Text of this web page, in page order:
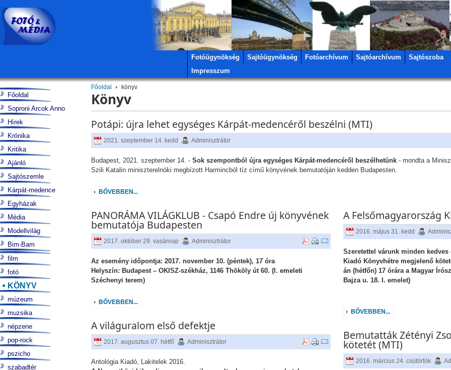
Fotóügynökség Sajtóügynökség Fotóarchívum Sajtóarchívum
Sajtószoba
Impresszum
Főoldal könyv
Könyv
Potápi: újra lehet egységes Kárpát-medencéről beszélni (MTI)
2021. szeptember 14. kedd Adminisztrátor
Budapest, 2021. szeptember 14. -Sok szempontból újra egységes Kárpát-medencéről beszélhetünk - mondta a
Szili Katalin miniszterelnöki megbízott Harmincból tíz című könyvének bemutatóján kedden Budapesten.
BŐVEBBEN...
PANORÁMA VILÁGKLUB - Csapó Endre új könyvének
bemutatója Budapesten
2017. október 29. vasárnap Adminisztrátor
Az esemény időpontja: 2017. november 10. (péntek), 17 óra
Helyszín: Budapest – OKISZ-székház, 1146 Thököly út 60. (I. emeleti
Széchenyi terem)
BŐVEBBEN...
A világuralom első defektje
2017. augusztus 07. hétfő Adminisztrátor
Antológia Kiadó, Lakitelek 2016.
A Felsőmagyarország
2016. május 31. kedd
Szeretettel várunk minden
Kiadó Könyvhétre megjelenő
án (hétfőn) 17 órára a Magyar
Bajza u. 18. I. emelet)
BŐVEBBEN...
Bemutatták Zétényi
kötetét (MTI)
2016. március 24. csütörtök
Főoldal
Soproni Arcok Anno
Hírek
Krónika
Kritika
Ajánló
Sajtószemle
Kárpát-medence
Egyházak
Média
Modellvilág
Bim-Bam
film
fotó
KÖNYV
múzeum
muzsika
népzene
pop-rock
pszicho
szabadtér